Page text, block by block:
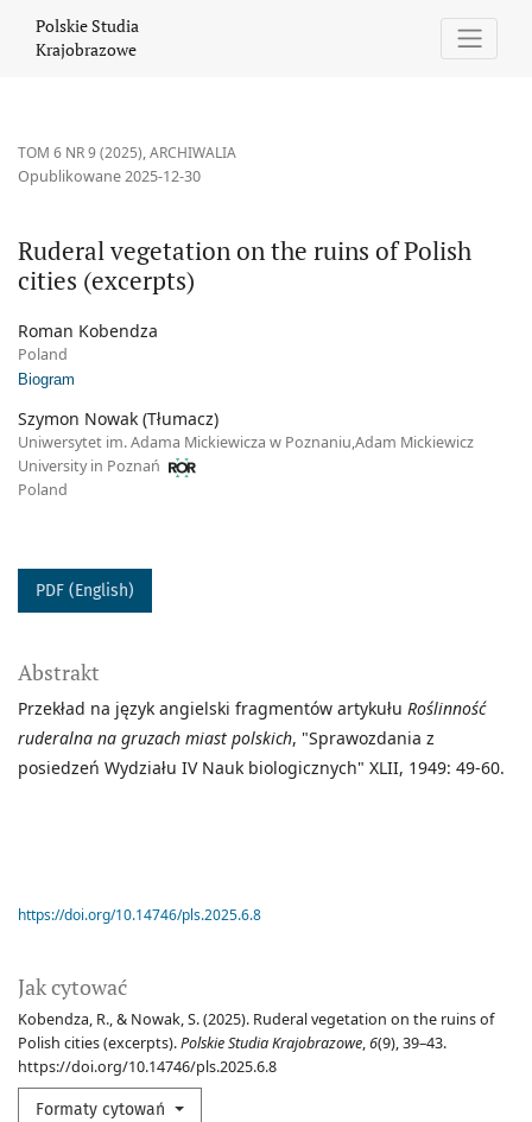
Polskie Studia
Krajobrazowe
TOM 6 NR 9 (2025),ARCHIWALIA
Ruderal vegetation on the ruins of Polish
cities (excerpts)
Opublikowane 2025-12-30
Roman Kobendza
Poland
Biogram
Szymon Nowak (Tłumacz)
Uniwersytet im. Adama Mickiewicza w Poznaniu,Adam Mickiewicz
University in Poznań
Poland
PDF (English)
Jak cytować
Kobendza, R., & Nowak, S. (2025). Ruderal vegetation on the ruins of
Polish cities (excerpts).Polskie Studia Krajobrazowe,6(9), 39–43.
https://doi.org/10.14746/pls.2025.6.8
Formaty cytowań
Abstrakt
Przekład na język angielski fragmentów artykułu Roślinność
ruderalna na gruzach miast polskich, "Sprawozdania z
posiedzeń Wydziału IV Nauk biologicznych" XLII, 1949: 49-60.
https://doi.org/10.14746/pls.2025.6.8